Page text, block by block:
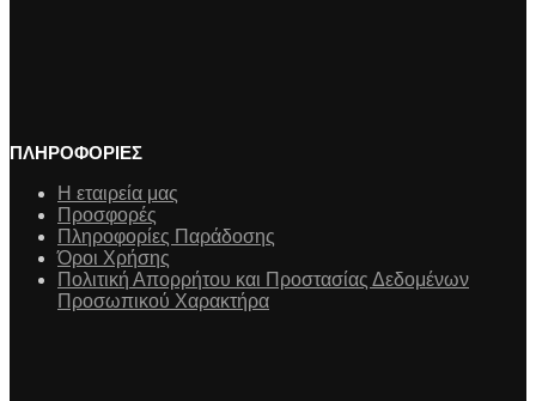
ΠΛΗΡΟΦΟΡΙΕΣ
Η εταιρεία μας
Προσφορές
Πληροφορίες Παράδοσης
Όροι Χρήσης
Πολιτική Απορρήτου και Προστασίας Δεδομένων
Προσωπικού Χαρακτήρα